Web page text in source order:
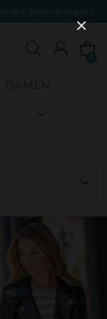
(siehe Bedingungen)
DAMEN